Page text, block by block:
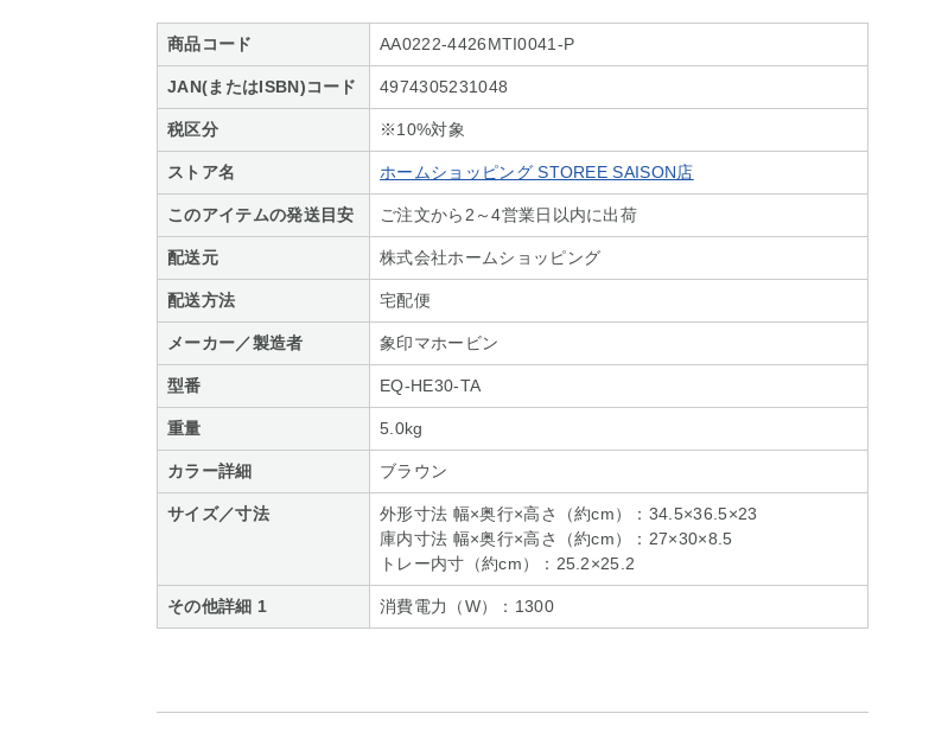
商品コード AA0222-4426MTI0041-P
JAN(またはISBN)コード 4974305231048
税区分 ※10%対象
ストア名 ホームショッピング STOREE SAISON店
このアイテムの発送目安 ご注文から2～4営業日以内に出荷
配送元 株式会社ホームショッピング
配送方法 宅配便
メーカー／製造者 象印マホービン
型番 EQ-HE30-TA
重量 5.0kg
カラー詳細 ブラウン
サイズ／寸法
外形寸法 幅×奥行×高さ（約cm）：34.5×36.5×23
庫内寸法 幅×奥行×高さ（約cm）：27×30×8.5
トレー内寸（約cm）：25.2×25.2
その他詳細 1 消費電力（W）：1300